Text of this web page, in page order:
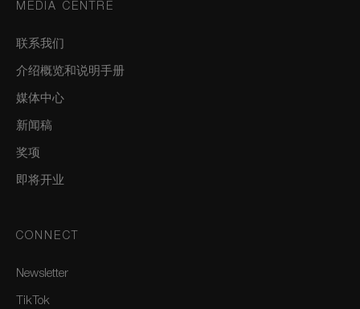
MEDIA CENTRE
联系我们
介绍概览和说明手册
媒体中心
新闻稿
奖项
即将开业
CONNECT
Newsletter
TikTok